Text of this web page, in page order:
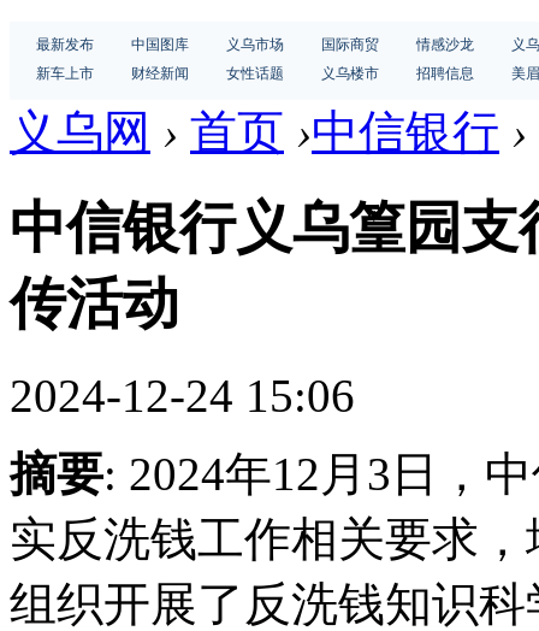
最新发布 中国图库 义乌市场 国际商贸 情感沙龙
义
新车上市
财经新闻 女性话题 义乌楼市 招聘信息 美
义乌网 › 首页 ›中信银行 ›
中信银行义乌篁园
传活动
2024-12-24 15:06
摘要: 2024年12月3日，
实反洗钱工作相关要求
组织开展了反洗钱知识